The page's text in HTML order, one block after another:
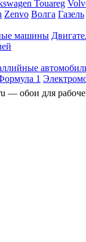
Touareg
Zenvo Волга Газель
машины
1
— обои для